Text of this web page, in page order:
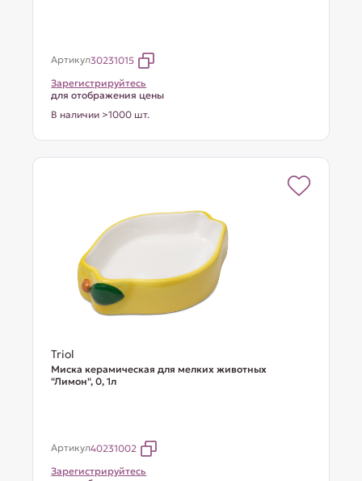
Артикул30231015
Зарегистрируйтесь
для отображения цены
В наличии >1000 шт.
Triol
Миска керамическая для мелких животных
"Лимон", 0, 1л
Артикул40231002
Зарегистрируйтесь